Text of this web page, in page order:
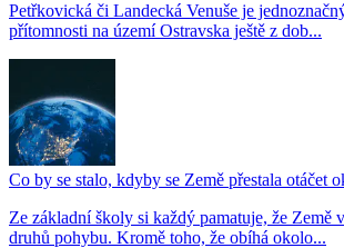
Petřkovická či Landecká Venuše je
přítomnosti na území Ostravska ještě z dob...
Co by se stalo, kdyby se Země přestala otáčet
Ze základní školy si každý pamatuje, že Země
druhů pohybu. Kromě toho, že obíhá okolo...